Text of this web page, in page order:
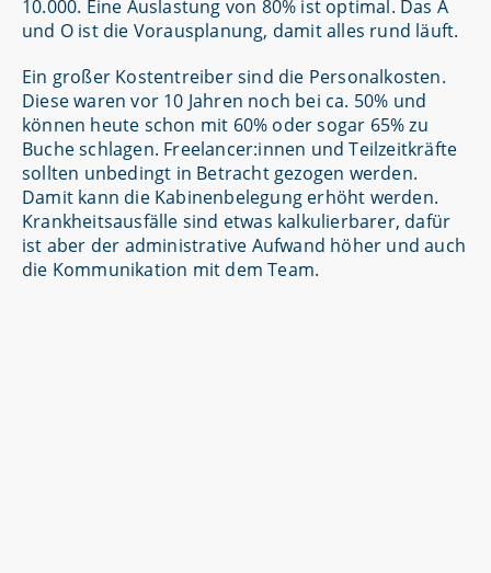
10.000. Eine Auslastung von 80% ist optimal. Das A
und O ist die Vorausplanung, damit alles rund läuft.
Ein großer Kostentreiber sind die Personalkosten.
Diese waren vor 10 Jahren noch bei ca. 50% und
können heute schon mit 60% oder sogar 65% zu
Buche schlagen. Freelancer:innen und Teilzeitkräfte
sollten unbedingt in Betracht gezogen werden.
Damit kann die Kabinenbelegung erhöht werden.
Krankheitsausfälle sind etwas kalkulierbarer, dafür
ist aber der administrative Aufwand höher und auch
die Kommunikation mit dem Team.